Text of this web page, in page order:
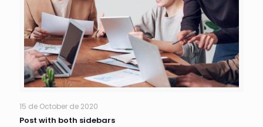
15 de October de 2020
Post with both sidebars